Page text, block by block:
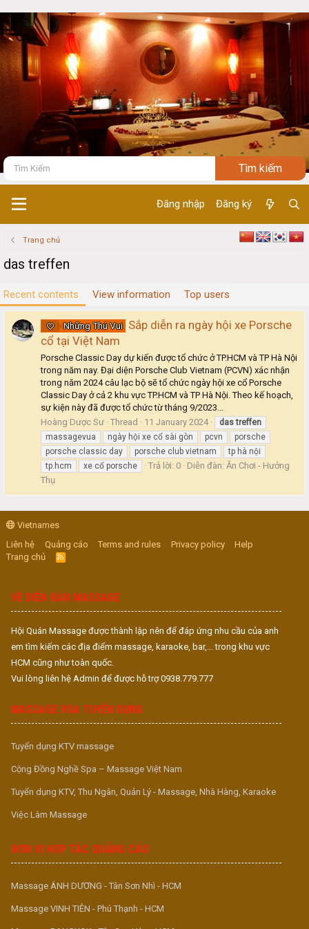
Đăng nhập Đăng ký
Trang chủ
das treffen
Recent contents View information Top users
Những Thú Vui Sắp diễn ra ngày hội xe Porsche
cổ tại Việt Nam
Porsche Classic Day dự kiến được tổ chức ở TP.HCM và TP Hà Nội
trong năm nay. Đại diện Porsche Club Vietnam (PCVN) xác nhận
trong năm 2024 câu lạc bộ sẽ tổ chức ngày hội xe cổ Porsche
Classic Day ở cả 2 khu vực TP.HCM và TP Hà Nội. Theo kế hoạch,
sự kiện này đã được tổ chức từ tháng 9/2023...
Hoàng Dược Sư Thread 11 January 2024 das treffen
massagevua
ngày hội xe cổ sài gòn pcvn
porsche
porsche classic day
porsche club vietnam
tp hà nội
tp.hcm
xe cổ porsche Trả lời: 0 Diễn đàn: Ăn Chơi - Hưởng
Thụ
Vietnames
Liên hệ
Quảng cáo Terms and rules Privacy policy
Help
Trang chủ
R
S
VỀ DIỄN ĐÀN MASSAGE
Hội Quán Massage được thành lập nên để đáp ứng nhu cầu của anh
em tìm kiếm các địa điểm massage, karaoke, bar,... trong khu vực
HCM cũng như toàn quốc.
Vui lòng liên hệ Admin để được hỗ trợ 0938.779.777
MASSAGE VUA TUYỂN DỤNG
Tuyển dụng KTV massage
Cộng Đồng Nghề Spa – Massage Việt Nam
Tuyển dụng KTV, Thu Ngân, Quản Lý - Massage, Nhà Hàng, Karaoke
Việc Làm Massage
ĐƠN VỊ HỢP TÁC QUẢNG CÁO
Massage ÁNH DƯƠNG - Tân Sơn Nhì - HCM
Massage VINH TIÊN - Phú Thạnh - HCM